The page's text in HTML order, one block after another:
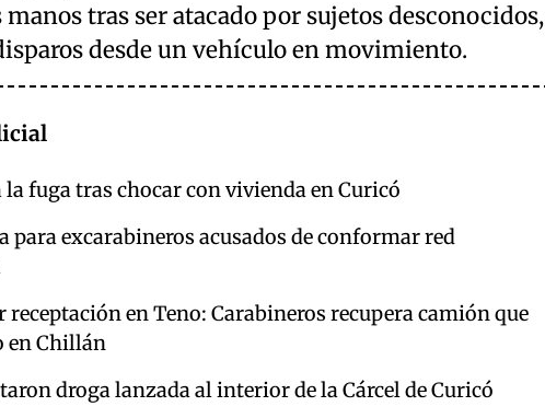
tras ser atacado por sujetos desconocidos,
desde un vehículo en movimiento.
la fuga tras chocar con vivienda en Curicó
para excarabineros acusados de conformar red
receptación en Teno: Carabineros recupera camión que
en Chillán
droga lanzada al interior de la Cárcel de Curicó